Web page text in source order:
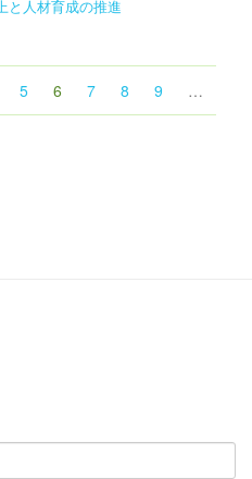
と人材育成の推進
5 6 （こ
の
7 8 9 …